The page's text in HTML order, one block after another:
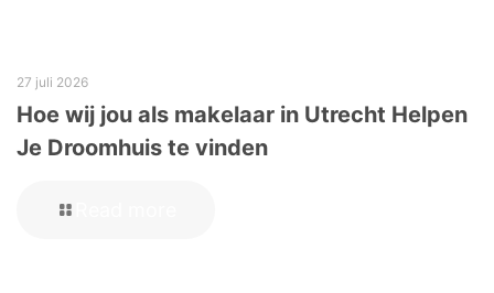
27 juli 2026
Hoe wij jou als makelaar in Utrecht Helpen
Je Droomhuis te vinden